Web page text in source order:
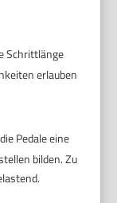
Schrittlänge
erlauben
Pedale eine
bilden. Zu